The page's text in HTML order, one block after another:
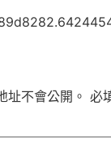
址不會公開。 必